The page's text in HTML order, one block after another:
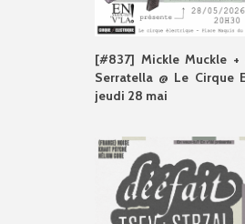
[#837] Mickle Muckle +
Serratella @ Le Cirque
jeudi 28 mai